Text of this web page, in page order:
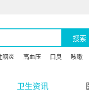
搜索
咽炎 高血压 口臭 咳嗽
卫生资讯